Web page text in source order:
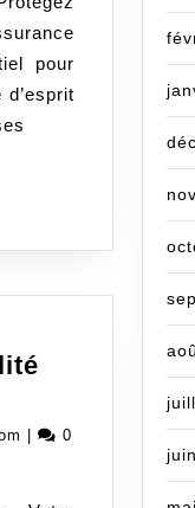
La
Protection
Sereine
pour
pour
obledassurancecom
0